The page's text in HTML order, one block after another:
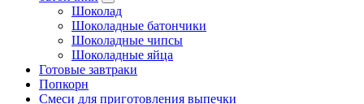
Шоколад
Шоколадные батончики
Шоколадные чипсы
Шоколадные яйца
Готовые завтраки
Попкорн
Смеси для приготовления выпечки